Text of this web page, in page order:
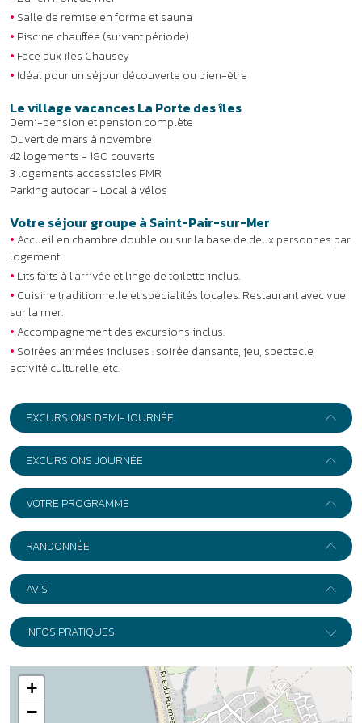
Votre séjour groupe à Saint-Pair-sur-Mer
Accueil en chambre double ou sur la base de deux personnes par
logement.
• Lits faits à l’arrivée et linge de toilette inclus.
• Cuisine traditionnelle et spécialités locales. Restaurant avec vue
sur la mer.
•Accompagnement des excursions inclus.
•Soirées animées incluses : soirée dansante, jeu, spectacle,
activité culturelle, etc.
EXCURSIONS JOURNÉE
VOTRE PROGRAMME
RANDONNÉE
AVIS
INFOS PRATIQUES
+
−
Adresse :
Village club La Porte des îles ****